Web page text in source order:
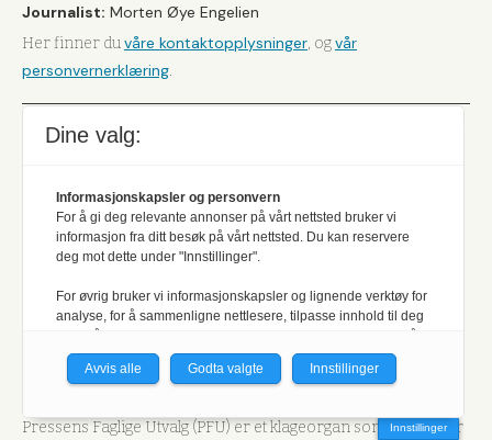
Journalist: Morten Øye Engelien
Her finner duvåre kontaktopplysninger, ogvår
personvernerklæring.
medlemsblad
Her kan du lese vår formålsparagraf og hvilke retningslinjer
som ligger til grunn for produksjonen av det redaktørstyre
fag- og medlemsbladet.
god presseskikk. Den som mener seg rammet av urettmessig
Pressens Faglige Utvalg (PFU) er et klageorgan som behandler
Innstillinger
Dine valg:
Informasjonskapsler og personvern
For å gi deg relevante annonser på vårt nettsted bruker vi
informasjon fra ditt besøk på vårt nettsted. Du kan reservere
deg mot dette under "Innstillinger".
For øvrig bruker vi informasjonskapsler og lignende verktøy for
analyse, for å sammenligne nettlesere, tilpasse innhold til deg
personvernerklæring.
du få relevante annonser på nettstedene til medlemmene i
nettverket basert på informasjon fra dine besøk på tvers av
Avvis alle Godta valgte Innstillinger